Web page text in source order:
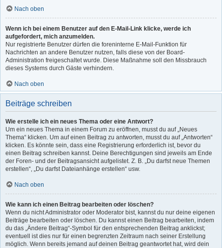
Nach oben
Wenn ich bei einem Benutzer auf den E-Mail-Link klicke, werde ich
aufgefordert, mich anzumelden.
Nur registrierte Benutzer dürfen die foreninterne E-Mail-Funktion für
Nachrichten an andere Benutzer nutzen, falls diese von der Board-
Administration freigeschaltet wurde. Diese Maßnahme soll den Missbrauch
dieses Systems durch Gäste verhindern.
Nach oben
Beiträge schreiben
Wie erstelle ich ein neues Thema oder eine Antwort?
Um ein neues Thema in einem Forum zu eröffnen, musst du auf „Neues
Thema“ klicken. Um auf einen Beitrag zu antworten, musst du auf „Antworten“
klicken. Es könnte sein, dass eine Registrierung erforderlich ist, bevor du
einen Beitrag schreiben kannst. Deine Berechtigungen sind jeweils am Ende
der Foren- und der Beitragsansicht aufgelistet. Z. B. „Du darfst neue Themen
erstellen“, „Du darfst Dateianhänge erstellen“ usw.
Nach oben
Wie kann ich einen Beitrag bearbeiten oder löschen?
Wenn du nicht Administrator oder Moderator bist, kannst du nur deine eigenen
Beiträge bearbeiten oder löschen. Du kannst einen Beitrag bearbeiten, indem
du das „Ändere Beitrag“-Symbol für den entsprechenden Beitrag anklickst;
eventuell ist dies nur für einen begrenzten Zeitraum nach seiner Erstellung
möglich. Wenn bereits jemand auf deinen Beitrag geantwortet hat, wird dein